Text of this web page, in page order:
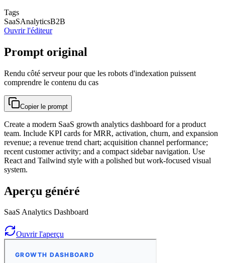
Tags
SaaSAnalyticsB2B
Ouvrir l'éditeur
Prompt original
Rendu côté serveur pour que les robots d'indexation puissent
comprendre le contenu du cas
Copier le prompt
Create a modern SaaS growth analytics dashboard for a product
team. Include KPI cards for MRR, activation, churn, and expansion
revenue; a revenue trend chart; acquisition channel performance;
recent customer activity; and a compact sidebar navigation. Use
React and Tailwind style with a polished but work-focused visual
system.
Aperçu généré
SaaS Analytics Dashboard
Ouvrir l'aperçu